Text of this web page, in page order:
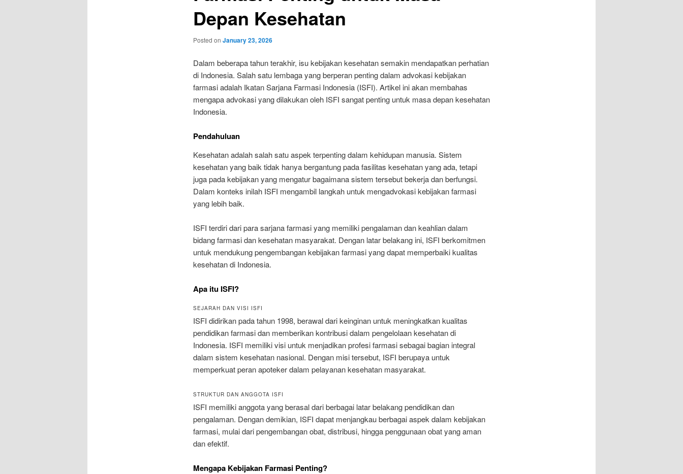
Depan Kesehatan
Posted on January 23, 2026
Dalam beberapa tahun terakhir, isu kebijakan kesehatan semakin mendapatkan perhatian
di Indonesia. Salah satu lembaga yang berperan penting dalam advokasi kebijakan
farmasi adalah Ikatan Sarjana Farmasi Indonesia (ISFI). Artikel ini akan membahas
mengapa advokasi yang dilakukan oleh ISFI sangat penting untuk masa depan kesehatan
Indonesia.
Pendahuluan
Kesehatan adalah salah satu aspek terpenting dalam kehidupan manusia. Sistem
kesehatan yang baik tidak hanya bergantung pada fasilitas kesehatan yang ada, tetapi
juga pada kebijakan yang mengatur bagaimana sistem tersebut bekerja dan berfungsi.
Dalam konteks inilah ISFI mengambil langkah untuk mengadvokasi kebijakan farmasi
yang lebih baik.
ISFI terdiri dari para sarjana farmasi yang memiliki pengalaman dan keahlian dalam
bidang farmasi dan kesehatan masyarakat. Dengan latar belakang ini, ISFI berkomitmen
untuk mendukung pengembangan kebijakan farmasi yang dapat memperbaiki kualitas
kesehatan di Indonesia.
Apa itu ISFI?
SEJARAH DAN VISI ISFI
ISFI didirikan pada tahun 1998, berawal dari keinginan untuk meningkatkan kualitas
pendidikan farmasi dan memberikan kontribusi dalam pengelolaan kesehatan di
Indonesia. ISFI memiliki visi untuk menjadikan profesi farmasi sebagai bagian integral
dalam sistem kesehatan nasional. Dengan misi tersebut, ISFI berupaya untuk
memperkuat peran apoteker dalam pelayanan kesehatan masyarakat.
STRUKTUR DAN ANGGOTA ISFI
ISFI memiliki anggota yang berasal dari berbagai latar belakang pendidikan dan
pengalaman. Dengan demikian, ISFI dapat menjangkau berbagai aspek dalam kebijakan
farmasi, mulai dari pengembangan obat, distribusi, hingga penggunaan obat yang aman
dan efektif.
Mengapa Kebijakan Farmasi Penting?